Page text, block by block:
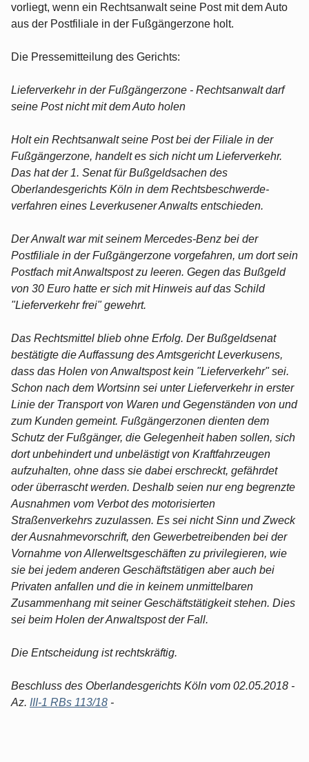
vorliegt, wenn ein Rechtsanwalt seine Post mit dem Auto
aus der Postfiliale in der Fußgängerzone holt.
Die Pressemitteilung des Gerichts:
Lieferverkehr in der Fußgängerzone - Rechtsanwalt darf
seine Post nicht mit dem Auto holen
Holt ein Rechtsanwalt seine Post bei der Filiale in der
Fußgängerzone, handelt es sich nicht um Lieferverkehr.
Das hat der 1. Senat für Bußgeldsachen des
Oberlandesgerichts Köln in dem Rechtsbeschwerde­
verfahren eines Leverkusener Anwalts entschieden.
Der Anwalt war mit seinem Mercedes-Benz bei der
Postfiliale in der Fußgängerzone vorgefahren, um dort sein
Postfach mit Anwaltspost zu leeren. Gegen das Bußgeld
von 30 Euro hatte er sich mit Hinweis auf das Schild
"Lieferverkehr frei" gewehrt.
Das Rechtsmittel blieb ohne Erfolg. Der Bußgeldsenat
bestätigte die Auffassung des Amtsgericht Leverkusens,
dass das Holen von Anwaltspost kein "Lieferverkehr" sei.
Schon nach dem Wortsinn sei unter Lieferverkehr in erster
Linie der Transport von Waren und Gegenständen von und
zum Kunden gemeint. Fußgängerzonen dienten dem
Schutz der Fußgänger, die Gelegenheit haben sollen, sich
dort unbehindert und unbelästigt von Kraftfahrzeugen
aufzuhalten, ohne dass sie dabei erschreckt, gefährdet
oder überrascht werden. Deshalb seien nur eng begrenzte
Ausnahmen vom Verbot des motorisierten
Straßenverkehrs zuzulassen. Es sei nicht Sinn und Zweck
der Ausnahmevorschrift, den Gewerbetreibenden bei der
Vornahme von Allerweltsgeschäften zu privilegieren, wie
sie bei jedem anderen Geschäftstätigen aber auch bei
Privaten anfallen und die in keinem unmittelbaren
Zusammenhang mit seiner Geschäftstätigkeit stehen. Dies
sei beim Holen der Anwaltspost der Fall.
Die Entscheidung ist rechtskräftig.
Beschluss des Oberlandesgerichts Köln vom 02.05.2018 -
Az. III-1 RBs 113/18 -